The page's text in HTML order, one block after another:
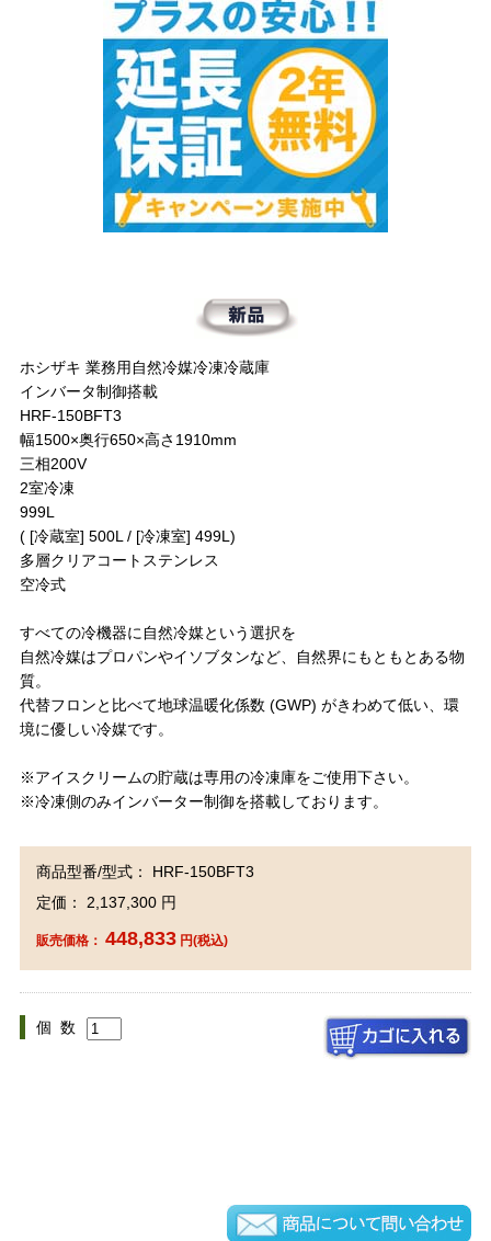
ホシザキ 業務用自然冷媒冷凍冷蔵庫
インバータ制御搭載
HRF-150BFT3
幅1500×奥行650×高さ1910mm
三相200V
2室冷凍
999L
( [冷蔵室] 500L / [冷凍室] 499L)
多層クリアコートステンレス
空冷式
すべての冷機器に自然冷媒という選択を
自然冷媒はプロパンやイソブタンなど、自然界にもともとある物
質。
代替フロンと比べて地球温暖化係数 (GWP) がきわめて低い、環
境に優しい冷媒です。
※アイスクリームの貯蔵は専用の冷凍庫をご使用下さい。
※冷凍側のみインバーター制御を搭載しております。
商品型番/型式： HRF-150BFT3
定価： 2,137,300 円
販売価格： 448,833円(税込)
個 数